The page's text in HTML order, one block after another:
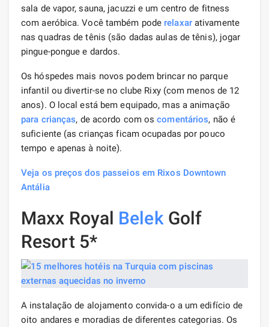
sala de vapor, sauna, jacuzzi e um centro de fitness
com aeróbica. Você também pode relaxarativamente
nas quadras de tênis (são dadas aulas de tênis), jogar
pingue-pongue e dardos.
Os hóspedes mais novos podem brincar no parque
infantil ou divertir-se no clube Rixy (com menos de 12
anos). O local está bem equipado, mas a animação
para crianças, de acordo com oscomentários, não é
suficiente (as crianças ficam ocupadas por pouco
tempo e apenas à noite).
Veja os preços dos passeios em Rixos Downtown
Antália
Maxx Royal Belek Golf
Resort 5*
A instalação de alojamento convida-o a um edifício de
oito andares e moradias de diferentes categorias. Os